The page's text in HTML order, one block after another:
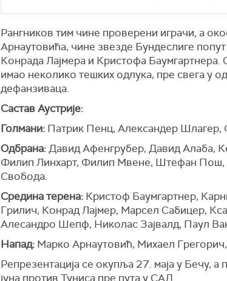
Рангников тим чине проверени играчи, а
Арнаутовића, чине звезде Бундеслиге
Конрада Лајмера и Кристофа Баумгартнера.
имао неколико тешких одлука, пре свега у
дефанзиваца.
Састав Аустрије:
Голмани: Патрик Пенц, Александер Шлагер,
Одбрана:Давид Афенгрубер, Давид Алаба,
Филип Линхарт, Филип Мвене, Штефан Пош,
Свобода.
Средина терена: Кристоф Баумгартнер,
Грилич, Конрад Лајмер, Марсел Сабицер,
Алесандро Шепф, Николас Зајвалд, Паул
Напад: Марко Арнаутовић, Михаел
Репрезентација се окупља 27. маја у Бечу,
јуна против Туниса пре пута у САД.